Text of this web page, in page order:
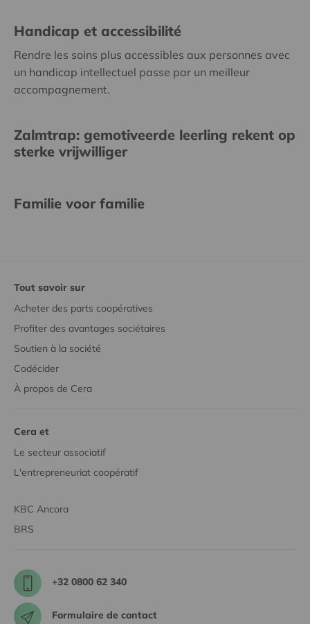
Handicap et accessibilité
Rendre les soins plus accessibles aux personnes avec
un handicap intellectuel passe par un meilleur
accompagnement.
Zalmtrap: gemotiveerde leerling rekent op
sterke vrijwilliger
Familie voor familie
Tout savoir sur
Acheter des parts coopératives
Profiter des avantages sociétaires
Soutien à la société
Codécider
À propos de Cera
Cera et
Le secteur associatif
L'entrepreneuriat coopératif
KBC Ancora
BRS
+32 0800 62 340
Formulaire de contact